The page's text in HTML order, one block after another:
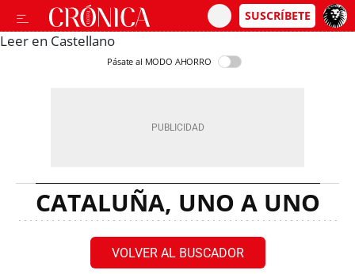
Leer en Castellano
Pásate al MODO AHORRO
CATALUÑA, UNO A UNO
VOLVER AL BUSCADOR